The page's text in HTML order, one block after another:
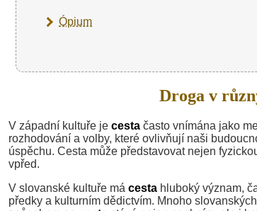
Ópium
Droga v
V západní kultuře je cesta často vnímána jako
rozhodování a volby, které ovlivňují naši
úspěchu. Cesta může představovat nejen
vpřed.
V slovanské kultuře má cesta hluboký význam,
předky a kulturním dědictvím. Mnoho